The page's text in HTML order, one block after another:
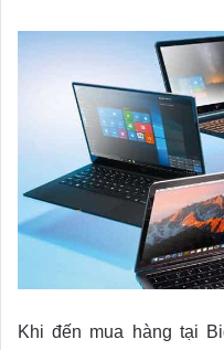
Khi đến mua hàng tại